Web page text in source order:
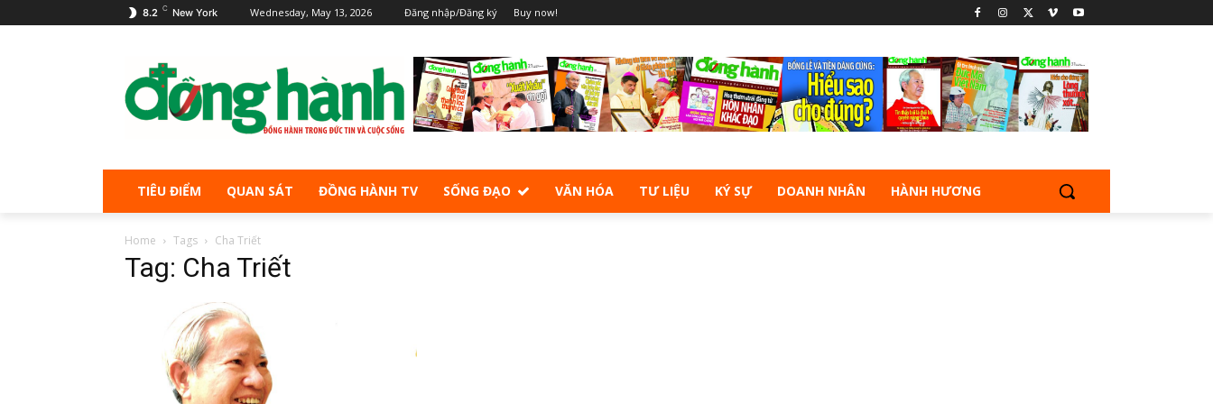
8.2 C New York Wednesday, May 13, 2026 Đăng nhập/Đăng ký Buy now!
TIÊU ĐIỂM QUAN SÁT ĐỒNG HÀNH TV SỐNG ĐẠO VĂN HÓA TƯ LIỆU KÝ SỰ DOANH NHÂN HÀNH HƯƠNG
Home Tags Cha Triết
Tag: Cha Triết